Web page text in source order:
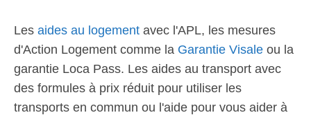
Les aides au logement avec l'APL, les mesures
d'Action Logement comme la Garantie Visale ou la
garantie Loca Pass. Les aides au transport avec
des formules à prix réduit pour utiliser les
transports en commun ou l'aide pour vous aider à